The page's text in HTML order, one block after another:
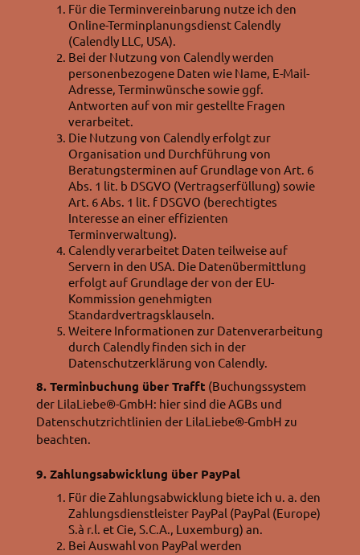
Für die Terminvereinbarung nutze ich den
Online-Terminplanungsdienst Calendly
(Calendly LLC, USA).
Bei der Nutzung von Calendly werden
personenbezogene Daten wie Name, E-Mail-
Adresse, Terminwünsche sowie ggf.
Antworten auf von mir gestellte Fragen
verarbeitet.
Die Nutzung von Calendly erfolgt zur
Organisation und Durchführung von
Beratungsterminen auf Grundlage von Art. 6
Abs. 1 lit. b DSGVO (Vertragserfüllung) sowie
Art. 6 Abs. 1 lit. f DSGVO (berechtigtes
Interesse an einer effizienten
Terminverwaltung).
Calendly verarbeitet Daten teilweise auf
Servern in den USA. Die Datenübermittlung
erfolgt auf Grundlage der von der EU-
Kommission genehmigten
Standardvertragsklauseln.
Weitere Informationen zur Datenverarbeitung
durch Calendly finden sich in der
Datenschutzerklärung von Calendly.
8. Terminbuchung über Trafft (Buchungssystem
der LilaLiebe®-GmbH: hier sind die AGBs und
Datenschutzrichtlinien der LilaLiebe®-GmbH zu
beachten.
9. Zahlungsabwicklung über PayPal
Für die Zahlungsabwicklung biete ich u. a. den
Zahlungsdienstleister PayPal (PayPal (Europe)
S.à r.l. et Cie, S.C.A., Luxemburg) an.
Bei Auswahl von PayPal werden